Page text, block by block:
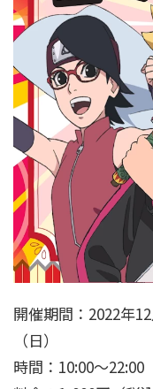
開催期間：2022年
（日）
時間：10:00～22:00